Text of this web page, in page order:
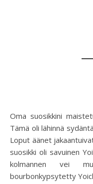
Oma suosikkini
Tämä oli lähinnä
Loput äänet
suosikki oli savuinen
kolmannen vei
bourbonkypsytetty